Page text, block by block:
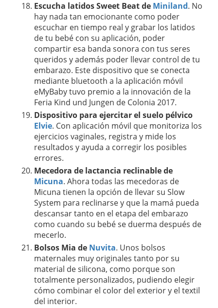
Escucha latidos Sweet Beat de Miniland. No
hay nada tan emocionante como poder
escuchar en tiempo real y grabar los latidos
de tu bebé con su aplicación, poder
compartir esa banda sonora con tus seres
queridos y además poder llevar control de tu
embarazo. Este dispositivo que se conecta
mediante bluetooth a la aplicación móvil
eMyBaby tuvo premio a la innovación de la
Feria Kind und Jungen de Colonia 2017.
Dispositivo para ejercitar el suelo pélvico
Elvie. Con aplicación móvil que monitoriza los
ejercicios vaginales, registra y mide los
resultados y ayuda a corregir los posibles
errores.
Mecedora de lactancia reclinable de
Micuna. Ahora todas las mecedoras de
Micuna tienen la opción de llevar su Slow
System para reclinarse y que la mamá pueda
descansar tanto en el etapa del embarazo
como cuando su bebé se duerma después de
mecerlo.
Bolsos Mia de Nuvita. Unos bolsos
maternales muy originales tanto por su
material de silicona, como porque son
totalmente personalizados, pudiendo elegir
cómo combinar el color del exterior y el textil
del interior.